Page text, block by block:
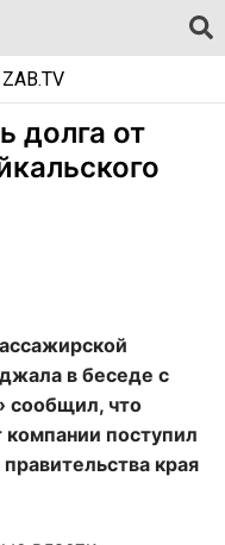
ZAB.TV
долга от
в беседе с
сообщил, что
компании поступил
края